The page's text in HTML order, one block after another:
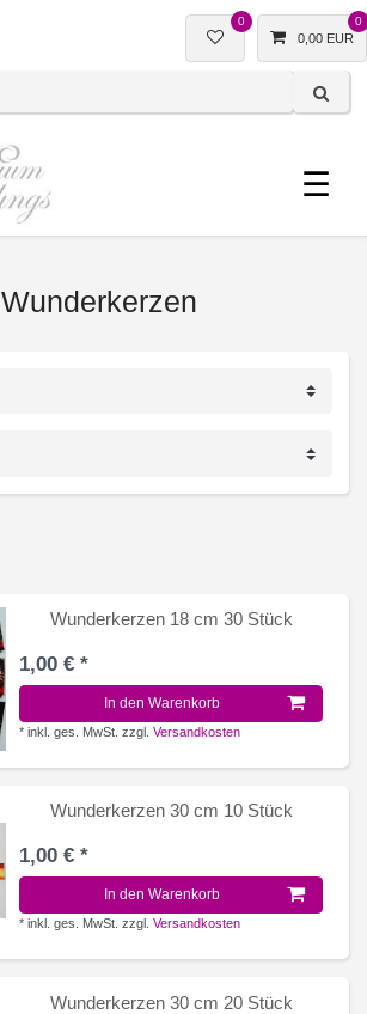
0 0
0,00 EUR
☰
Wunderkerzen
Wunderkerzen 18 cm 30 Stück
1,00 € *
In den Warenkorb
*inkl. ges. MwSt. zzgl.Versandkosten
Wunderkerzen 30 cm 10 Stück
1,00 € *
In den Warenkorb
*inkl. ges. MwSt. zzgl.Versandkosten
Wunderkerzen 30 cm 20 Stück